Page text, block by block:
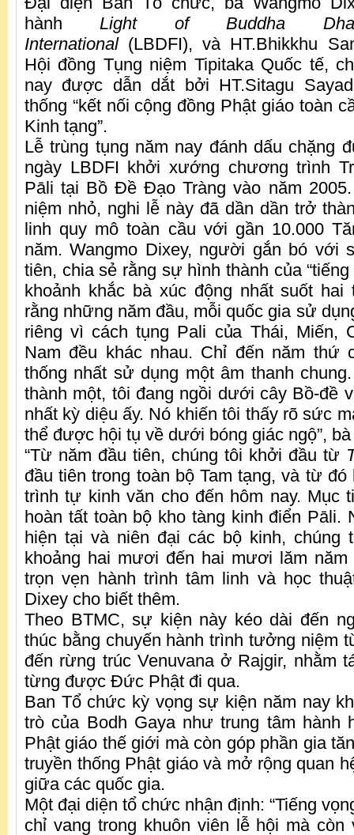
hànhLight of Buddha
International(LBDFI), và HT.Bhikkhu
Hội đồng Tụng niệm Tipitaka Quốc tế,
nay được dẫn dắt bởi HT.Sitagu
thống “kết nối cộng đồng Phật giáo toàn
Kinh tạng”.
Lễ trùng tụng năm nay đánh dấu chặng
ngày LBDFI khởi xướng chương trình
Pāli tại Bồ Đề Đạo Tràng vào năm
niệm nhỏ, nghi lễ này đã dần dần trở
linh quy mô toàn cầu với gần 10.000
năm. Wangmo Dixey, người gắn bó với
tiên, chia sẻ rằng sự hình thành của
khoảnh khắc bà xúc động nhất suốt
rằng những năm đầu, mỗi quốc gia sử
riêng vì cách tụng Pali của Thái, Miến,
Nam đều khác nhau. Chỉ đến năm thứ
thống nhất sử dụng một âm thanh
thành một, tôi đang ngồi dưới cây Bồ-đề
nhất kỳ diệu ấy. Nó khiến tôi thấy rõ sức
thể được hội tụ về dưới bóng giác ngộ”,
“Từ năm đầu tiên, chúng tôi khởi đầu từ
đầu tiên trong toàn bộ Tam tạng, và từ
trình tự kinh văn cho đến hôm nay. Mục
hoàn tất toàn bộ kho tàng kinh điển Pāli.
hiện tại và niên đại các bộ kinh, chúng
khoảng hai mươi đến hai mươi lăm
trọn vẹn hành trình tâm linh và học
Dixey cho biết thêm.
Theo BTMC, sự kiện này kéo dài đến
thúc bằng chuyến hành trình tưởng niệm
đến rừng trúc Venuvana ở Rajgir, nhằm
từng được Đức Phật đi qua.
Ban Tổ chức kỳ vọng sự kiện năm nay
trò của Bodh Gaya như trung tâm hành
Phật giáo thế giới mà còn góp phần gia
truyền thống Phật giáo và mở rộng quan
giữa các quốc gia.
Một đại diện tổ chức nhận định: “Tiếng
chỉ vang trong khuôn viên lễ hội mà